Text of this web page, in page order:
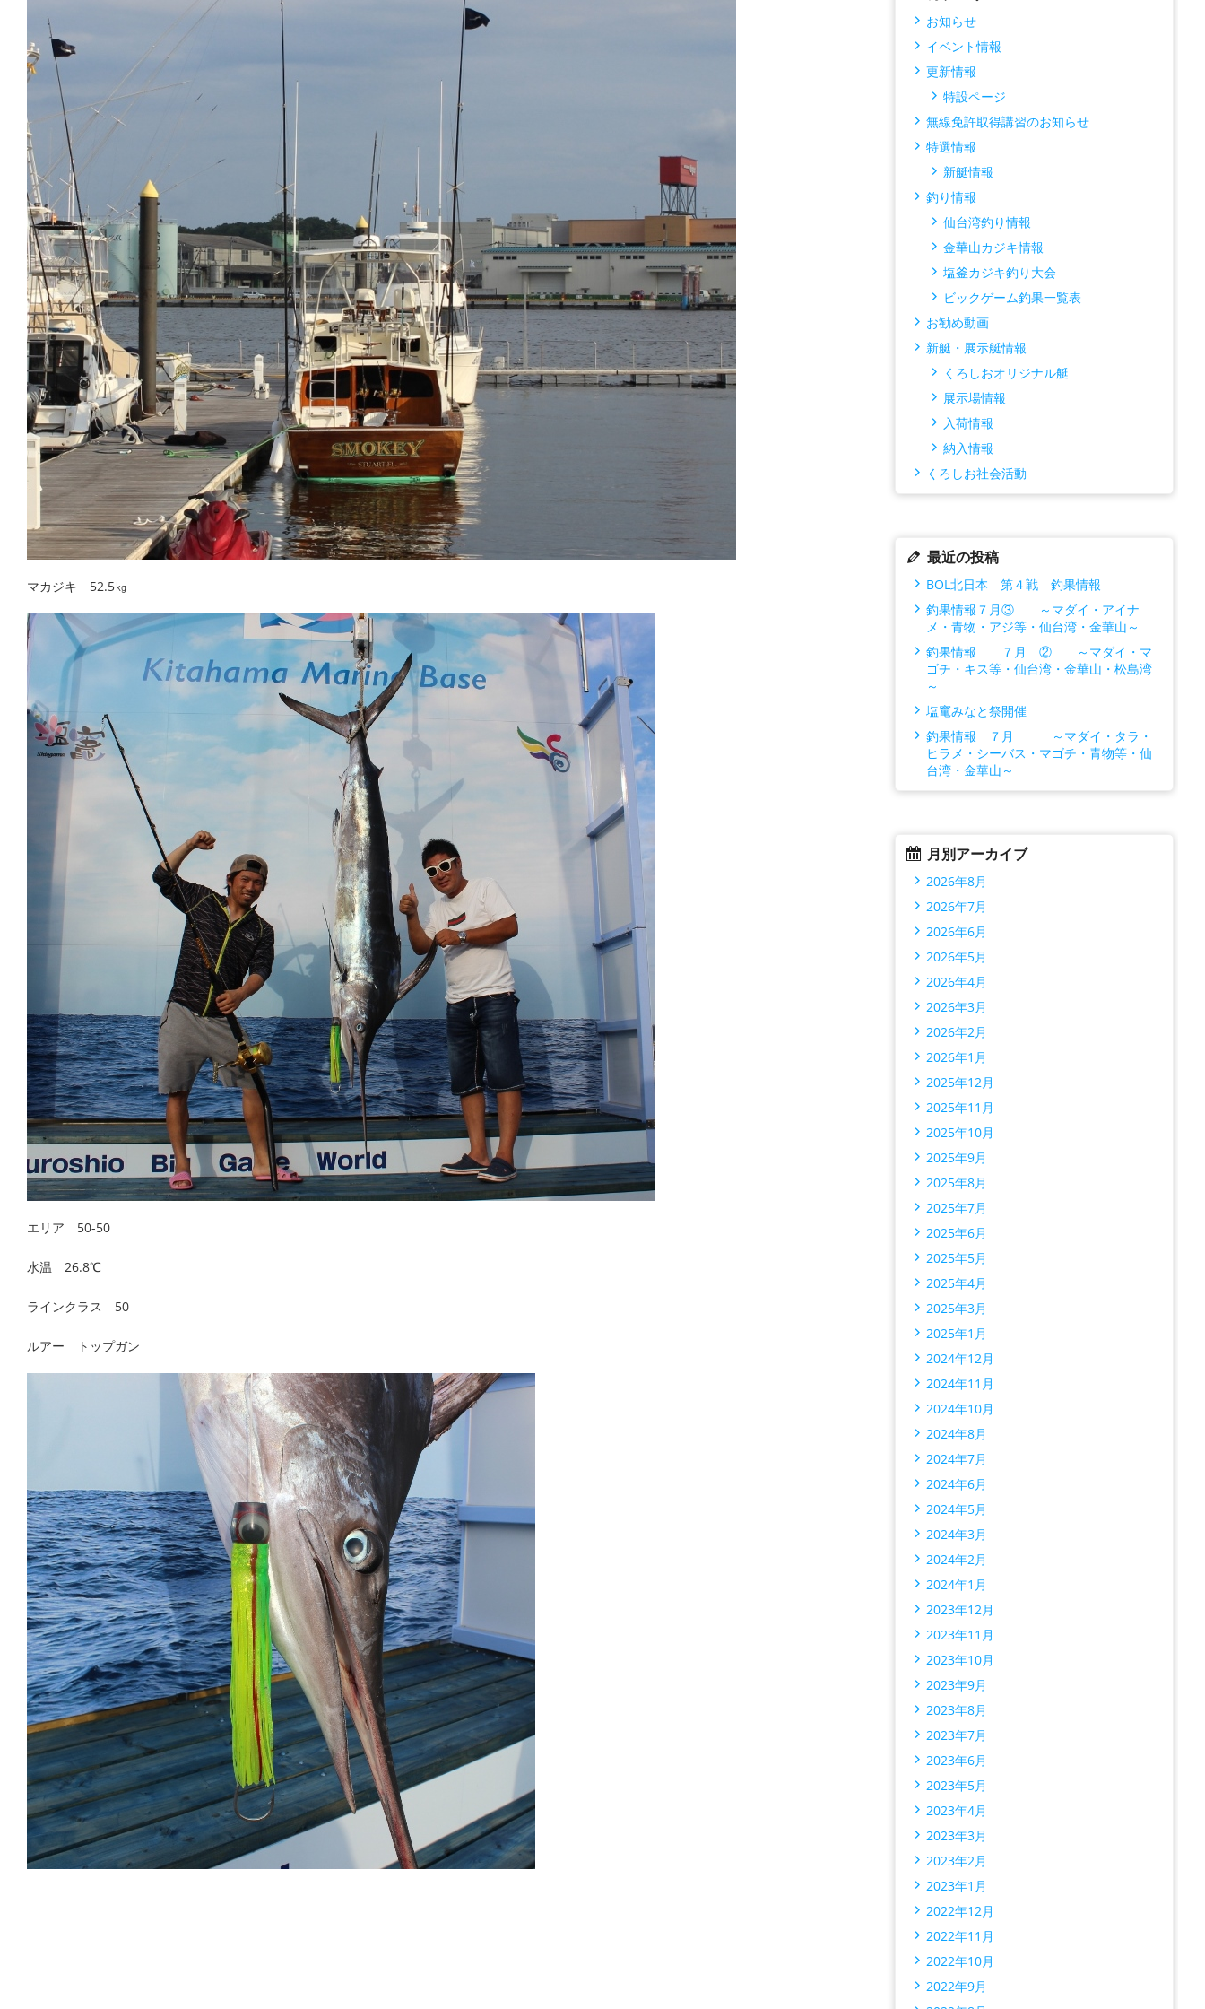
マカジキ 52.5㎏
エリア 50-50
水温 26.8℃
ラインクラス 50
ルアー トップガン
お知らせ
イベント情報
更新情報
特設ページ
無線免許取得講習のお知らせ
特選情報
新艇情報
釣り情報
仙台湾釣り情報
金華山カジキ情報
塩釜カジキ釣り大会
ビックゲーム釣果一覧表
お勧め動画
新艇・展示艇情報
くろしおオリジナル艇
展示場情報
入荷情報
納入情報
くろしお社会活動
最近の投稿
BOL北日本 第４戦 釣果情報
釣果情報７月③ ～マダイ・アイナ
メ・青物・アジ等・仙台湾・金華山～
釣果情報 ７月 ② ～マダイ・マ
ゴチ・キス等・仙台湾・金華山・松島湾
～
塩竃みなと祭開催
釣果情報 ７月 ～マダイ・タラ・
ヒラメ・シーバス・マゴチ・青物等・仙
台湾・金華山～
月別アーカイブ
2026年8月
2026年7月
2026年6月
2026年5月
2026年4月
2026年3月
2026年2月
2026年1月
2025年12月
2025年11月
2025年10月
2025年9月
2025年8月
2025年7月
2025年6月
2025年5月
2025年4月
2025年3月
2025年1月
2024年12月
2024年11月
2024年10月
2024年8月
2024年7月
2024年6月
2024年5月
2024年3月
2024年2月
2024年1月
2023年12月
2023年11月
2023年10月
2023年9月
2023年8月
2023年7月
2023年6月
2023年5月
2023年4月
2023年3月
2023年2月
2023年1月
2022年12月
2022年11月
2022年10月
2022年9月